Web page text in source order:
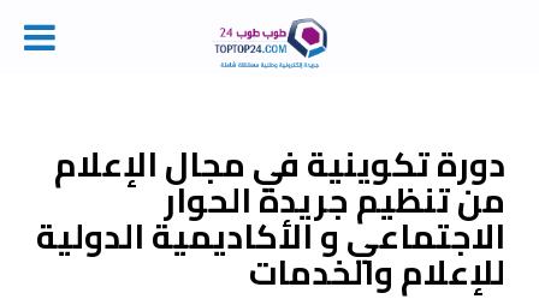
دورة تكوينية في مجال الإعلام
من تنظيم جريدة الحوار
الاجتماعي و الأكاديمية الدولية
للإعلام والخدمات